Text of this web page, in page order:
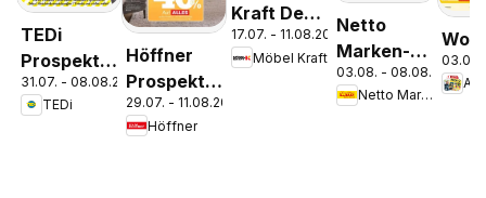
TEDi
Prospekt
Bremen
31.07. - 08.08.2026
TEDi
Höffner
Prospekt
Schönefeld
29.07. - 11.08.2026
Höffner
Kraft Der
Sommer
zieht ein!
17.07. - 11.08.2026
Möbel Kraft
Netto
Marken-
Discount
Prospekt
03.08. - 08.08.2026
Netto Marken-Discount
03.08.